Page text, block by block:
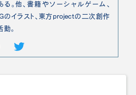
る。他、書籍やソーシャルゲーム、
のイラスト、東方projectの二次創作
動。